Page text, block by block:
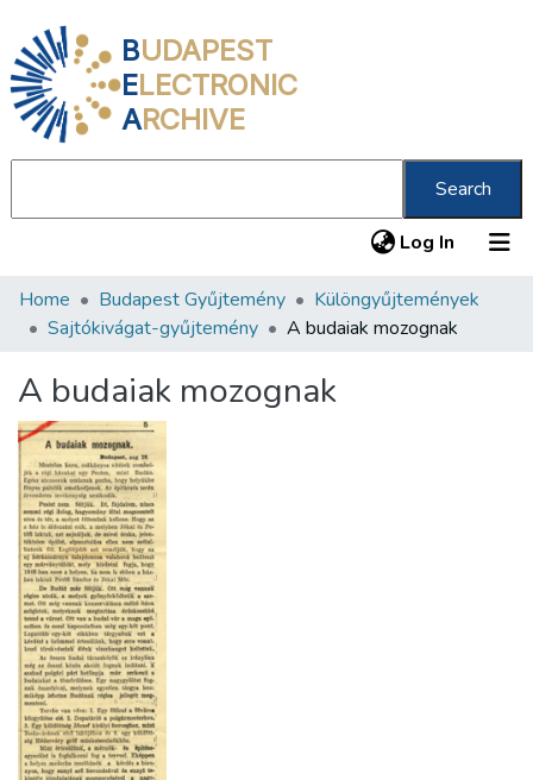
BUDAPEST
ELECTRONIC
ARCHIVE
Search
Log In (current)
Communities & Collections
Statistics
About us
Home Budapest Gyűjtemény
Különgyűjtemények
Sajtókivágat-gyűjtemény
A budaiak mozognak
A budaiak mozognak